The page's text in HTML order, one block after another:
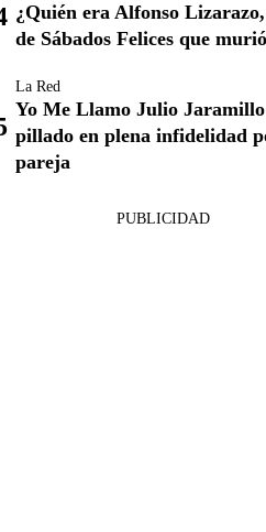
¿Quién era Alfonso
de Sábados Felices que
La Red
Yo Me Llamo Julio
pillado en plena infidelidad
pareja
PUBLICIDAD